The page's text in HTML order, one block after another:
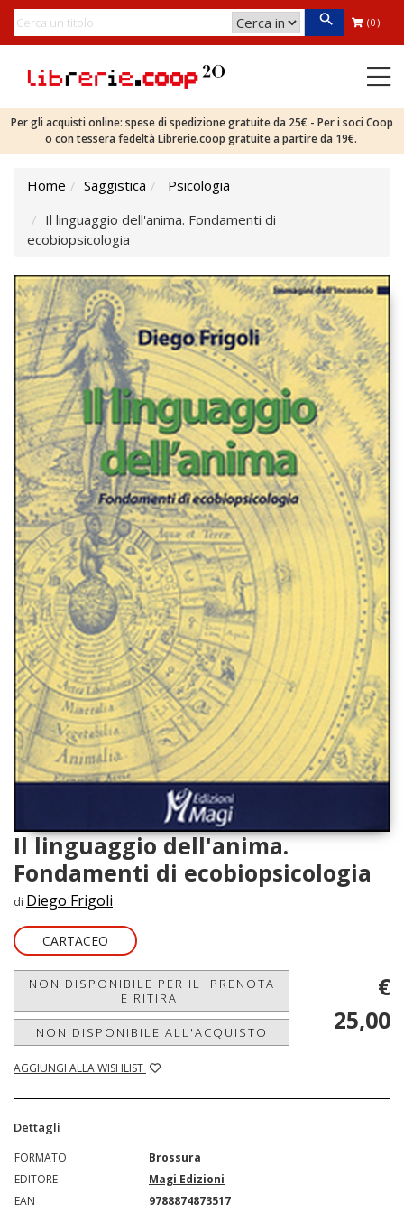
(0)
Per gli acquisti online: spese di spedizione gratuite da 25€ - Per i soci Coop
o con tessera fedeltà Librerie.coop gratuite a partire da 19€.
Home Saggistica
Psicologia
Il linguaggio dell'anima. Fondamenti di
ecobiopsicologia
Il linguaggio dell'anima.
Fondamenti di ecobiopsicologia
di Diego Frigoli
CARTACEO
NON DISPONIBILE PER IL 'PRENOTA
E RITIRA'
NON DISPONIBILE ALL'ACQUISTO
AGGIUNGI ALLA WISHLIST
€
25,00
Dettagli
FORMATO
Brossura
EDITORE
Magi Edizioni
EAN
9788874873517